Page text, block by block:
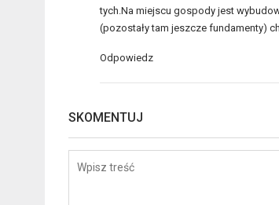
tych.Na miejscu gospody jest
(pozostały tam jeszcze fundamenty)
Odpowiedz
SKOMENTUJ